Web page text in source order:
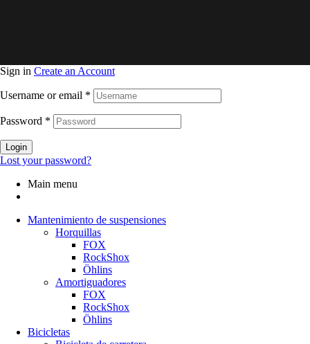
Sign in Create an Account
Username or email *
Password *
Login
Lost your password?
Main menu
Mantenimiento de suspensiones
Horquillas
FOX
RockShox
Öhlins
Amortiguadores
FOX
RockShox
Öhlins
Bicicletas